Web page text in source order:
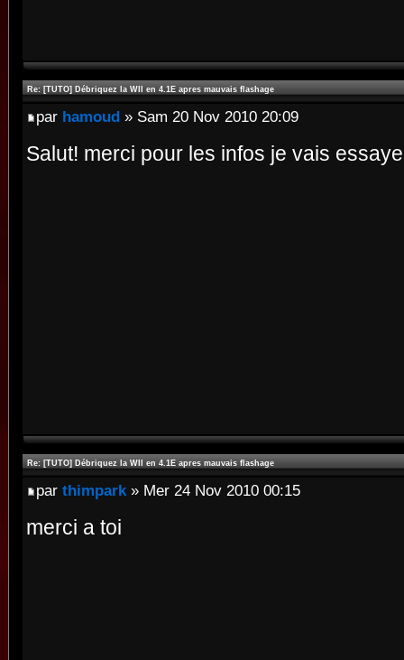
Re: [TUTO] Débriquez la WII en 4.1E apres mauvais flashage
par hamoud » Sam 20 Nov 2010 20:09
Salut! merci pour les infos je vais
Re: [TUTO] Débriquez la WII en 4.1E apres mauvais flashage
par thimpark » Mer 24 Nov 2010 00:15
merci a toi